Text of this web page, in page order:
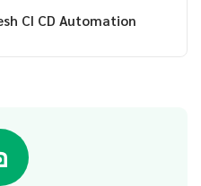
CI CD Automation